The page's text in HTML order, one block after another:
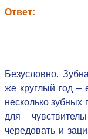
Ответ:
Безусловно.
же круглый год –
несколько
для
чередовать и